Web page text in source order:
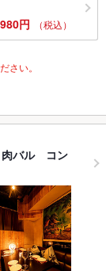
円 （税込）
さい。
肉バル コン